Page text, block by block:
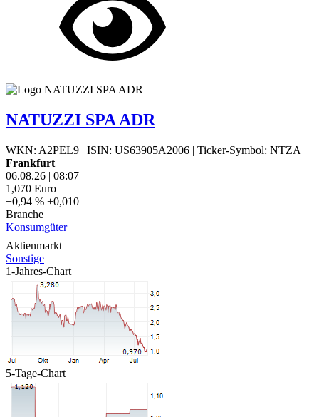
NATUZZI SPA ADR
WKN: A2PEL9 | ISIN: US63905A2006 | Ticker-Symbol: NTZA
Frankfurt
06.08.26 | 08:07
1,070 Euro
+0,94 % +0,010
Branche
Konsumgüter
Aktienmarkt
Sonstige
1-Jahres-Chart
5-Tage-Chart